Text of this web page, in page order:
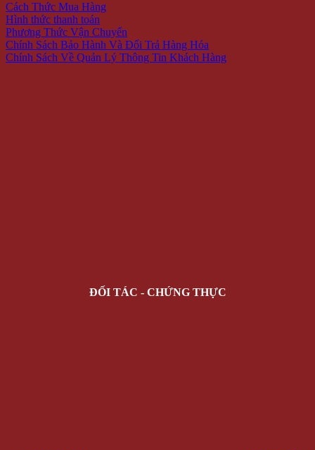
Cách Thức Mua Hàng
Hình thức thanh toán
Phương Thức Vận Chuyển
Chính Sách Bảo Hành Và Đổi Trả Hàng Hóa
Chính Sách Về Quản Lý Thông Tin Khách Hàng
ĐỐI TÁC - CHỨNG THỰC